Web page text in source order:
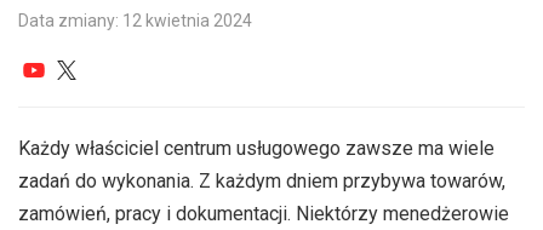
Data zmiany: 12 kwietnia 2024
Każdy właściciel centrum usługowego zawsze ma wiele
zadań do wykonania. Z każdym dniem przybywa towarów,
zamówień, pracy i dokumentacji. Niektórzy menedżerowie